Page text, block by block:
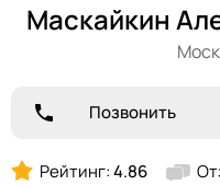
Маскайкин
Позвонить
Рейтинг:4.86